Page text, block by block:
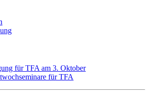
für TFA am 3. Oktober
für TFA